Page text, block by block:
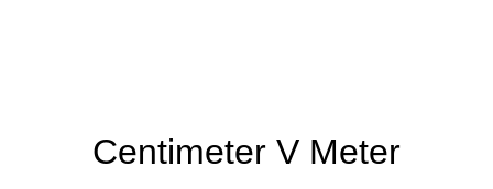
Centimeter V Meter